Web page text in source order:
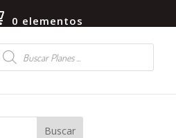
0 elementos
de
productos
Buscar